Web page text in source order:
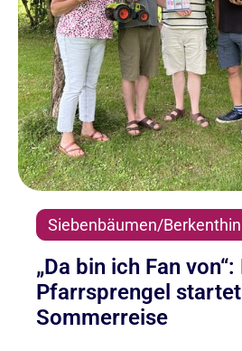
Siebenbäumen/Berkenthin
„Da bin ich Fan
Pfarrsprengel
Sommerreise